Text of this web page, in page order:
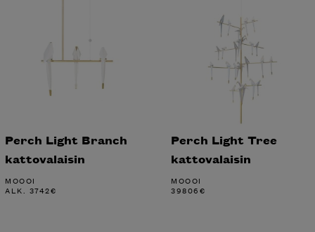
Perch Light Branch
kattovalaisin
MOOOI
ALK. 3742€
Perch Light Tree
kattovalaisin
MOOOI
39806€